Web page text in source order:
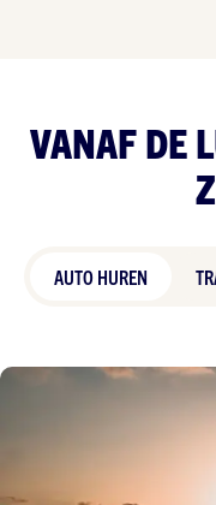
VANAF DE
AUTO HUREN